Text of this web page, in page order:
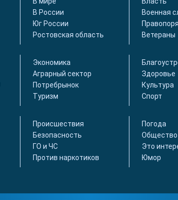
В России
Юг России
Ростовская область
Военная
Ветераны
Экономика
Аграрный сектор
Потребрынок
Туризм
Здоровье
Культура
Спорт
Происшествия
Безопасность
ГО и ЧС
Против наркотиков
Погода
Общество
Это
Юмор